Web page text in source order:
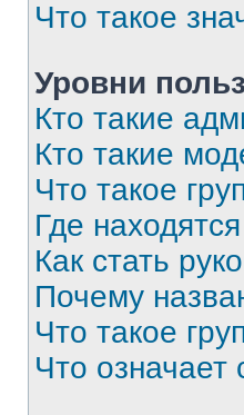
Что такое
Уровни
Кто такие
Кто такие
Что такое
Где
Как стать
Почему
Что такое
Что